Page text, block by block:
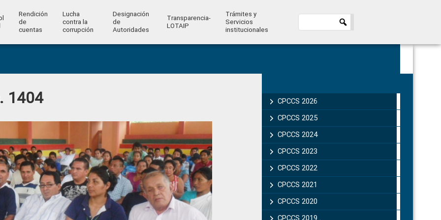
Rendición
de
cuentas
Lucha
contra la
corrupción
Designación
de
Autoridades
Transparencia-
LOTAIP
Trámites y
Servicios
institucionales
1404
Sidebar
CPCCS 2026
CPCCS 2025
CPCCS 2024
CPCCS 2023
CPCCS 2022
CPCCS 2021
CPCCS 2020
CPCCS 2019 .